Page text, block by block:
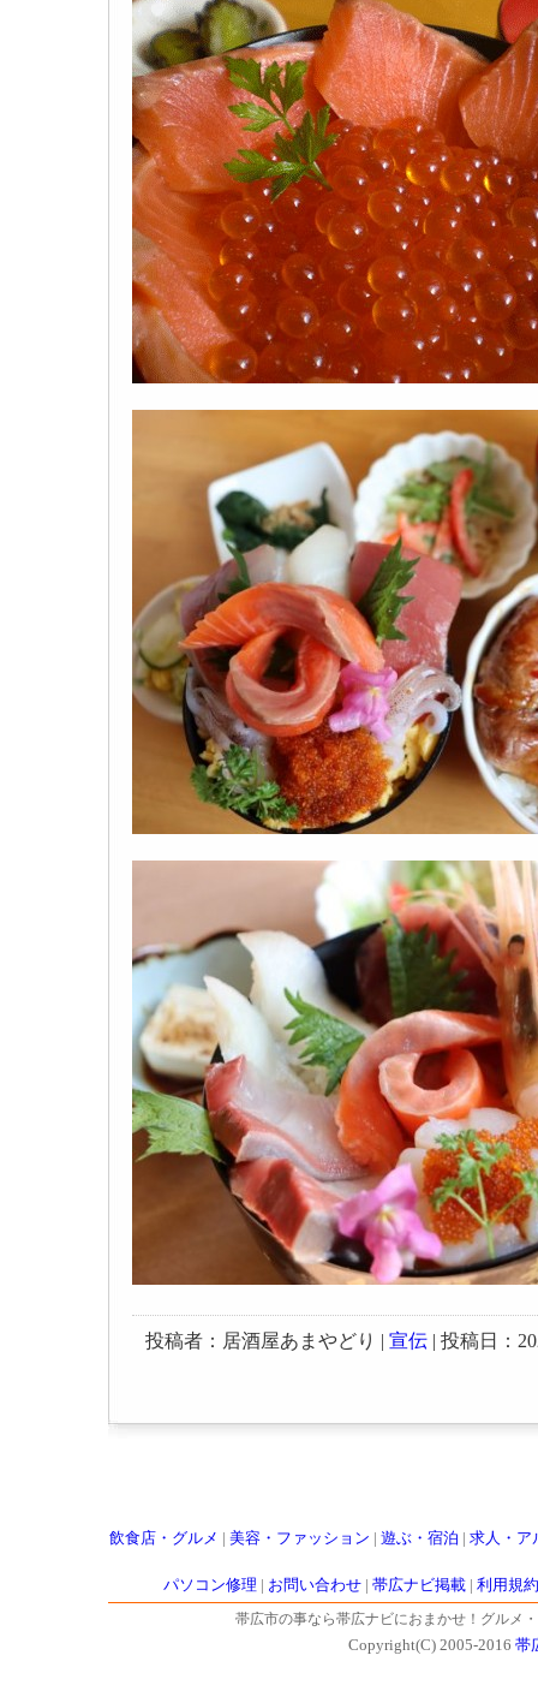
投稿者：居酒屋あまやどり | 宣伝 | 投稿日：
飲食店・グルメ 美容・ファッション 遊ぶ・宿泊 求人・ア
パソコン修理 お問い合わせ| 帯広ナビ掲載| 利用規約
帯広市の事なら帯広ナビにおまかせ！グルメ
Copyright(C) 2005-2016 帯